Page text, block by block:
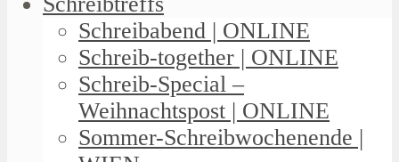
Schreibabend | ONLINE
Schreib-together | ONLINE
Schreib-Special –
Weihnachtspost | ONLINE
Sommer-Schreibwochenende |